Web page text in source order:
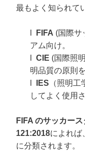
最もよく知られて
FIFA (国際サ
アム向け。
CIE (国際照
明品質の原則
IES （照明
してよく使用
FIFA のサッカー
121:2018によれば
に分類されます。